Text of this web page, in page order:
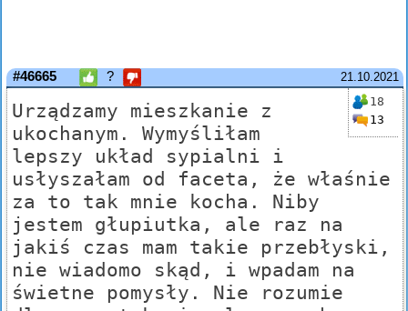
21.10.2021
#46665 ?
18
13
Urządzamy mieszkanie z
ukochanym. Wymyśliłam
lepszy układ sypialni i
usłyszałam od faceta, że właśnie
za to tak mnie kocha. Niby
jestem głupiutka, ale raz na
jakiś czas mam takie przebłyski,
nie wiadomo skąd, i wpadam na
świetne pomysły. Nie rozumie